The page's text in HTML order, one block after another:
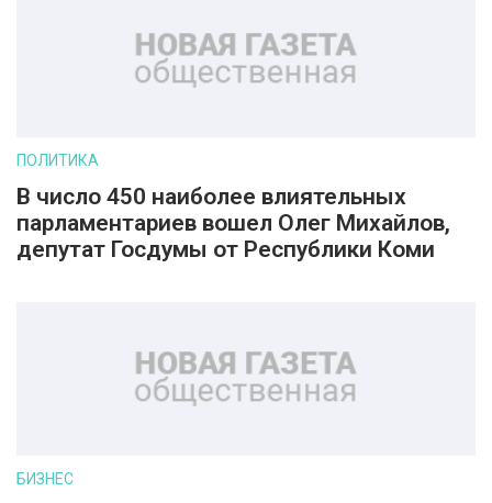
ПОЛИТИКА
В число 450 наиболее влиятельных
парламентариев вошел Олег Михайлов,
депутат Госдумы от Республики Коми
БИЗНЕС